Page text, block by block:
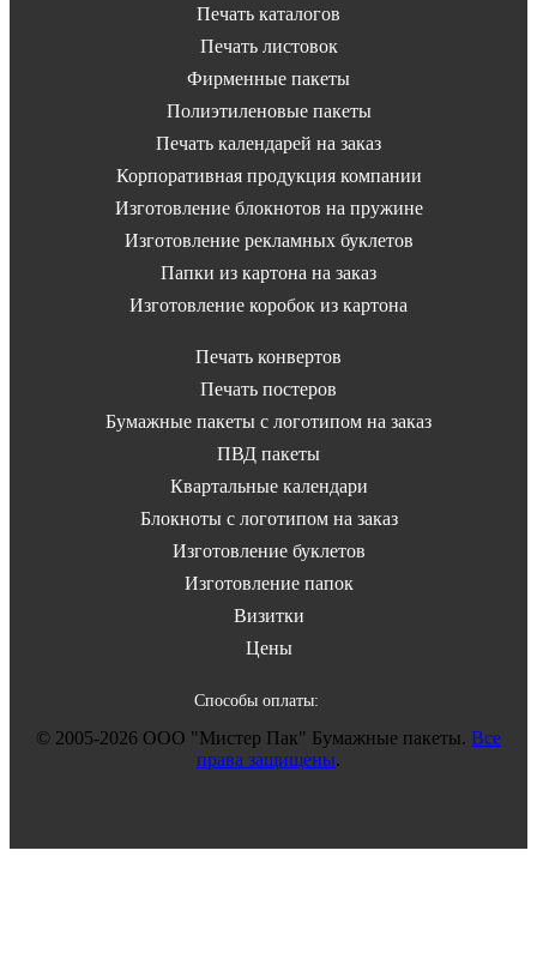
Печать каталогов
Печать листовок
Фирменные пакеты
Полиэтиленовые пакеты
Печать календарей на заказ
Корпоративная продукция компании
Изготовление блокнотов на пружине
Изготовление рекламных буклетов
Папки из картона на заказ
Изготовление коробок из картона
Печать конвертов
Печать постеров
Бумажные пакеты с логотипом на заказ
ПВД пакеты
Квартальные календари
Блокноты с логотипом на заказ
Изготовление буклетов
Изготовление папок
Визитки
Цены
© 2005-2026 ООО "Мистер Пак" Бумажные пакеты. Все
права защищены.
Способы оплаты: